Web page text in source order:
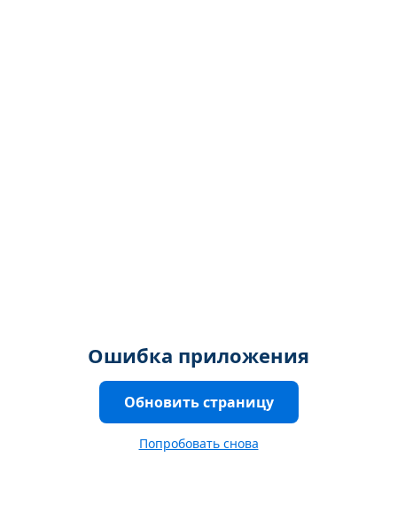
Ошибка приложения
Обновить страницу
Попробовать снова